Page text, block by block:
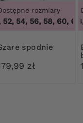
rozmiary
54, 56, 58, 60, 62,
Szare spodnie
zł
46,